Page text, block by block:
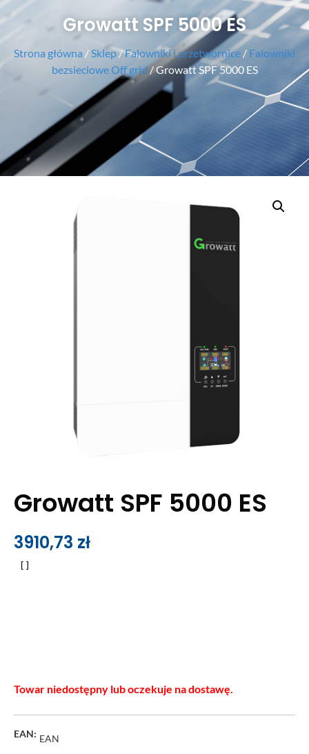
Growatt SPF 5000 ES
Strona główna / Sklep/Falowniki i przetwornice / Falowniki
bezsieciowe Off grid/ Growatt SPF 5000 ES
Growatt SPF 5000 ES
3910,73 zł
Towar niedostępny lub oczekuje na dostawę.
EAN: EAN